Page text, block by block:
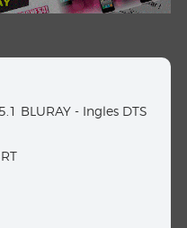
BLURAY - Ingles DTS